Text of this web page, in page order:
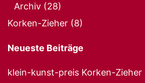
Archiv (28)
Korken-Zieher (8)
Neueste Beiträge
klein-kunst-preis Korken-Zieher